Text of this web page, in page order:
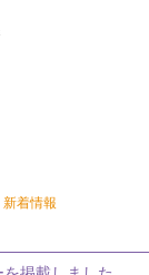
新着情報